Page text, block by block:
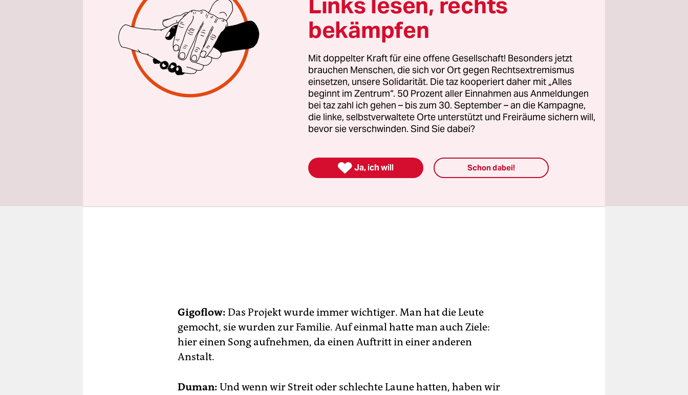
Gigoflow: Am Anfang gar nichts. Wir dachten nur: Cool, wir können
rappen.
Duman:Dadurch hatten wir auch drei zusätzliche Stunden
Aufschluss, also längere Freizeit.
Und später?
Gigoflow: Das Projekt wurde immer wichtiger. Man hat die Leute
gemocht, sie wurden zur Familie. Auf einmal hatte man auch Ziele:
hier einen Song aufnehmen, da einen Auftritt in einer anderen
Anstalt.
Duman: Und wenn wir Streit oder schlechte Laune hatten, haben wir
bekämpfen
Mit doppelter Kraft für eine offene Gesellschaft! Besonders jetzt
brauchen Menschen, die sich vor Ort gegen Rechtsextremismus
einsetzen, unsere Solidarität. Die taz kooperiert daher mit „Alles
beginnt im Zentrum“. 50 Prozent aller Einnahmen aus Anmeldungen
bei taz zahl ich gehen – bis zum 30. September – an die Kampagne,
die linke, selbstverwaltete Orte unterstützt und Freiräume sichern will,
bevor sie verschwinden. Sind Sie dabei?
 Ja, ich will Schon dabei!